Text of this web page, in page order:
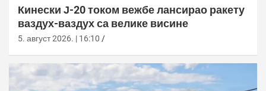
Кинески Ј-20 током вежбе лансирао ракету
ваздух-ваздух са велике висине
5. август 2026. | 16:10